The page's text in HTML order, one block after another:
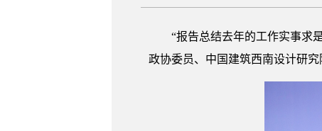
“报告总结去年的工作实事求
政协委员、中国建筑西南设计研